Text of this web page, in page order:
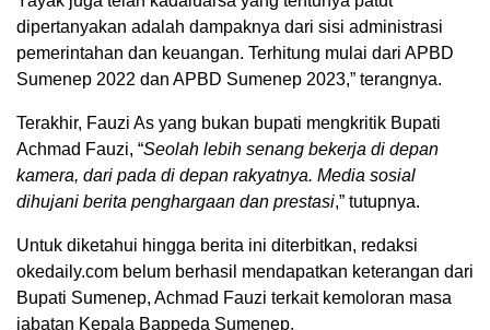
dipertanyakan adalah dampaknya dari sisi administrasi
pemerintahan dan keuangan. Terhitung mulai dari APBD
Sumenep 2022 dan APBD Sumenep 2023,” terangnya.
Terakhir, Fauzi As yang bukan bupati mengkritik Bupati
Achmad Fauzi, “Seolah lebih senang bekerja di depan
kamera, dari pada di depan rakyatnya. Media sosial
dihujani berita penghargaan dan prestasi,” tutupnya.
Untuk diketahui hingga berita ini diterbitkan, redaksi
okedaily.com belum berhasil mendapatkan keterangan dari
Bupati Sumenep, Achmad Fauzi terkait kemoloran masa
jabatan Kepala Bappeda Sumenep.